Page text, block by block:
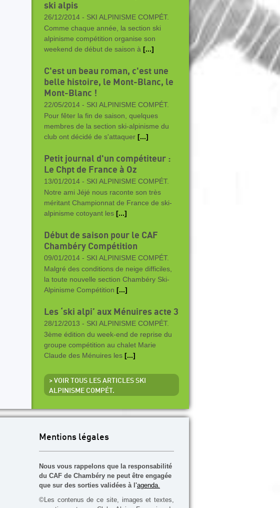
ski alpis
26/12/2014 - SKI ALPINISME COMPÉT.
Comme chaque année, la section ski
alpinisme compétition organise son
weekend de début de saison à [...]
C'est un beau roman, c'est une
belle histoire, le Mont-Blanc, le
Mont-Blanc !
22/05/2014 - SKI ALPINISME COMPÉT.
Pour fêter la fin de saison, quelques
membres de la section ski-alpinisme du
club ont décidé de s'attaquer [...]
Petit journal d'un compétiteur :
Le Chpt de France à Oz
13/01/2014 - SKI ALPINISME COMPÉT.
Notre ami Jéjé nous raconte son très
méritant Championnat de France de ski-
alpinisme cotoyant les [...]
Début de saison pour le CAF
Chambéry Compétition
09/01/2014 - SKI ALPINISME COMPÉT.
Malgré des conditions de neige difficiles,
la toute nouvelle section Chambéry Ski-
Alpinisme Compétition [...]
Les ‘ski alpi’ aux Ménuires acte 3
28/12/2013 - SKI ALPINISME COMPÉT.
3ème édition du week-end de reprise du
groupe compétition au chalet Marie
Claude des Ménuires les [...]
> VOIR TOUS LES ARTICLES SKI
ALPINISME COMPÉT.
Mentions légales
Nous vous rappelons que la responsabilité
du CAF de Chambéry ne peut être engagée
que sur des sorties validées à l'agenda.
©Les contenus de ce site, images et textes,